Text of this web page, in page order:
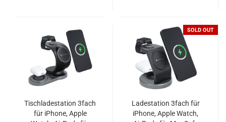
Tischladestation 3fach
für iPhone, Apple
SOLD OUT
Ladestation 3fach für
iPhone, Apple Watch,